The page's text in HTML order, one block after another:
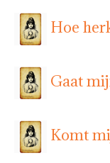
Hoe
Gaat
Komt